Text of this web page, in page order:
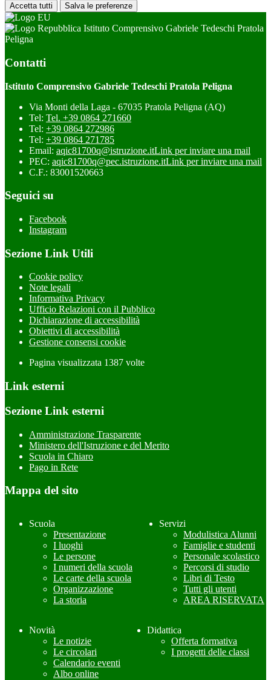
Accetta tutti Salva le preferenze
Istituto Comprensivo Gabriele Tedeschi Pratola
Peligna
Contatti
Istituto Comprensivo Gabriele Tedeschi Pratola Peligna
Via Monti della Laga - 67035 Pratola Peligna (AQ)
Tel: Tel. +39 0864 271660
Tel: +39 0864 272986
Tel: +39 0864 271785
Email: aqic81700q@istruzione.itLink per inviare una mail
PEC: aqic81700q@pec.istruzione.itLink per inviare una mail
C.F.: 83001520663
Seguici su
Facebook
Instagram
Sezione Link Utili
Cookie policy
Note legali
Informativa Privacy
Ufficio Relazioni con il Pubblico
Dichiarazione di accessibilità
Obiettivi di accessibilità
Gestione consensi cookie
Pagina visualizzata 1387 volte
Link esterni
Sezione Link esterni
Amministrazione Trasparente
Ministero dell'Istruzione e del Merito
Scuola in Chiaro
Pago in Rete
Mappa del sito
Scuola
Presentazione
I luoghi
Le persone
I numeri della scuola
Le carte della scuola
Organizzazione
La storia
Servizi
Modulistica Alunni
Famiglie e studenti
Personale scolastico
Percorsi di studio
Libri di Testo
Tutti gli utenti
AREA RISERVATA
Novità
Le notizie
Le circolari
Calendario eventi
Albo online
Didattica
Offerta formativa
I progetti delle classi